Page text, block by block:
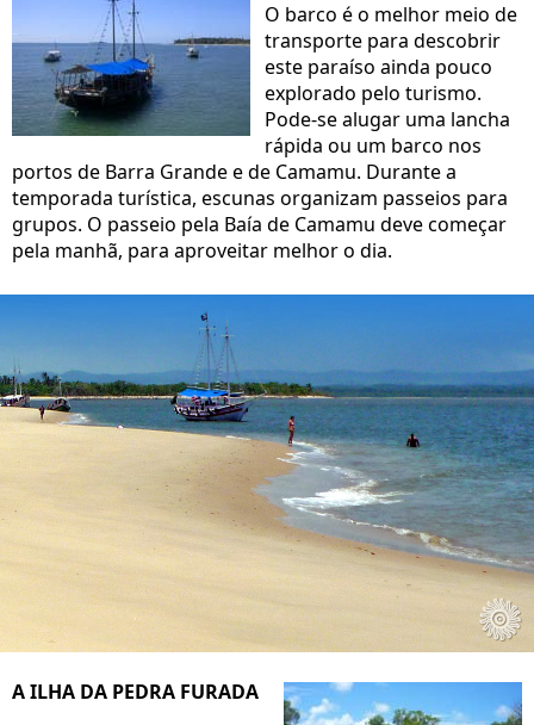
O barco é o melhor meio de
transporte para descobrir
este paraíso ainda pouco
explorado pelo turismo.
Pode-se alugar uma lancha
rápida ou um barco nos
portos de Barra Grande e de Camamu. Durante a
temporada turística, escunas organizam passeios para
grupos. O passeio pela Baía de Camamu deve começar
pela manhã, para aproveitar melhor o dia.
A ILHA DA PEDRA FURADA